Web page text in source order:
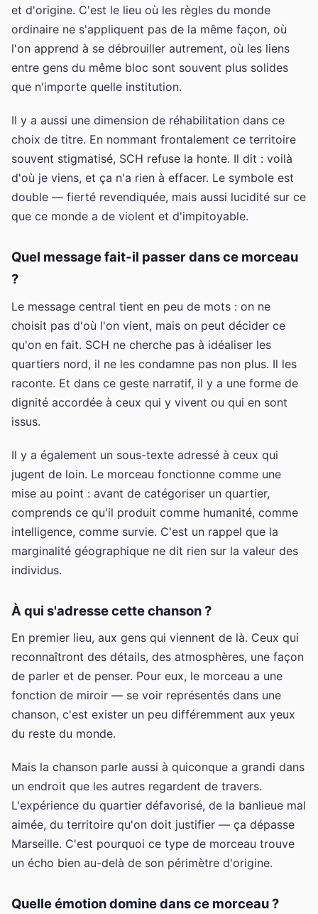
et d'origine. C'est le lieu où les règles du monde
ordinaire ne s'appliquent pas de la même façon, où
l'on apprend à se débrouiller autrement, où les liens
entre gens du même bloc sont souvent plus solides
que n'importe quelle institution.
Il y a aussi une dimension de réhabilitation dans ce
choix de titre. En nommant frontalement ce territoire
souvent stigmatisé, SCH refuse la honte. Il dit : voilà
d'où je viens, et ça n'a rien à effacer. Le symbole est
double — fierté revendiquée, mais aussi lucidité sur ce
que ce monde a de violent et d'impitoyable.
Quel message fait-il passer dans ce morceau
?
Le message central tient en peu de mots : on ne
choisit pas d'où l'on vient, mais on peut décider ce
qu'on en fait. SCH ne cherche pas à idéaliser les
quartiers nord, il ne les condamne pas non plus. Il les
raconte. Et dans ce geste narratif, il y a une forme de
dignité accordée à ceux qui y vivent ou qui en sont
issus.
Il y a également un sous-texte adressé à ceux qui
jugent de loin. Le morceau fonctionne comme une
mise au point : avant de catégoriser un quartier,
comprends ce qu'il produit comme humanité, comme
intelligence, comme survie. C'est un rappel que la
marginalité géographique ne dit rien sur la valeur des
individus.
À qui s'adresse cette chanson ?
En premier lieu, aux gens qui viennent de là. Ceux qui
reconnaîtront des détails, des atmosphères, une façon
de parler et de penser. Pour eux, le morceau a une
fonction de miroir — se voir représentés dans une
chanson, c'est exister un peu différemment aux yeux
du reste du monde.
Mais la chanson parle aussi à quiconque a grandi dans
un endroit que les autres regardent de travers.
L'expérience du quartier défavorisé, de la banlieue mal
aimée, du territoire qu'on doit justifier — ça dépasse
Marseille. C'est pourquoi ce type de morceau trouve
un écho bien au-delà de son périmètre d'origine.
Quelle émotion domine dans ce morceau ?